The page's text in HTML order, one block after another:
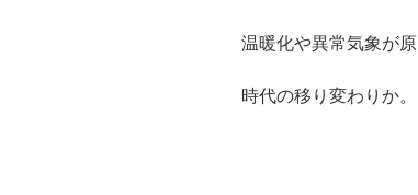
温暖化や異常気象が
時代の移り変わりか。